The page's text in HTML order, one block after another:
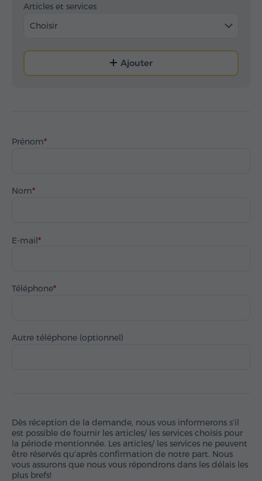
Articles et services
Choisir
Ajouter
Prénom
Nom
E-mail
Téléphone
Autre téléphone (optionnel)
Dès réception de la demande, nous vous informerons s'il
est possible de fournir les articles/ les services choisis pour
la période mentionnée. Les articles/ les services ne peuvent
être réservés qu'après confirmation de notre part. Nous
vous assurons que nous vous répondrons dans les délais les
plus brefs!